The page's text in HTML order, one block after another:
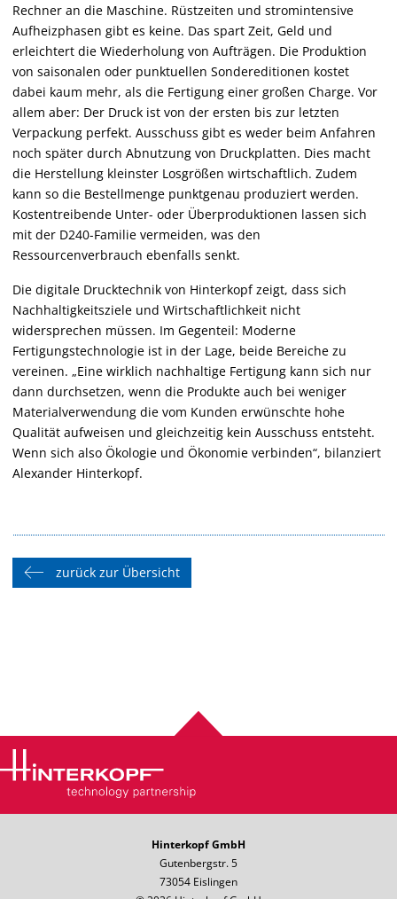
Rechner an die Maschine. Rüstzeiten und stromintensive
Aufheizphasen gibt es keine. Das spart Zeit, Geld und
erleichtert die Wiederholung von Aufträgen. Die Produktion
von saisonalen oder punktuellen Sondereditionen kostet
dabei kaum mehr, als die Fertigung einer großen Charge. Vor
allem aber: Der Druck ist von der ersten bis zur letzten
Verpackung perfekt. Ausschuss gibt es weder beim Anfahren
noch später durch Abnutzung von Druckplatten. Dies macht
die Herstellung kleinster Losgrößen wirtschaftlich. Zudem
kann so die Bestellmenge punktgenau produziert werden.
Kostentreibende Unter- oder Überproduktionen lassen sich
mit der D240-Familie vermeiden, was den
Ressourcenverbrauch ebenfalls senkt.
Die digitale Drucktechnik von Hinterkopf zeigt, dass sich
Nachhaltigkeitsziele und Wirtschaftlichkeit nicht
widersprechen müssen. Im Gegenteil: Moderne
Fertigungstechnologie ist in der Lage, beide Bereiche zu
vereinen. „Eine wirklich nachhaltige Fertigung kann sich nur
dann durchsetzen, wenn die Produkte auch bei weniger
Materialverwendung die vom Kunden erwünschte hohe
Qualität aufweisen und gleichzeitig kein Ausschuss entsteht.
Wenn sich also Ökologie und Ökonomie verbinden“, bilanziert
Alexander Hinterkopf.
zurück zur Übersicht
Hinterkopf GmbH
Gutenbergstr. 5
73054 Eislingen